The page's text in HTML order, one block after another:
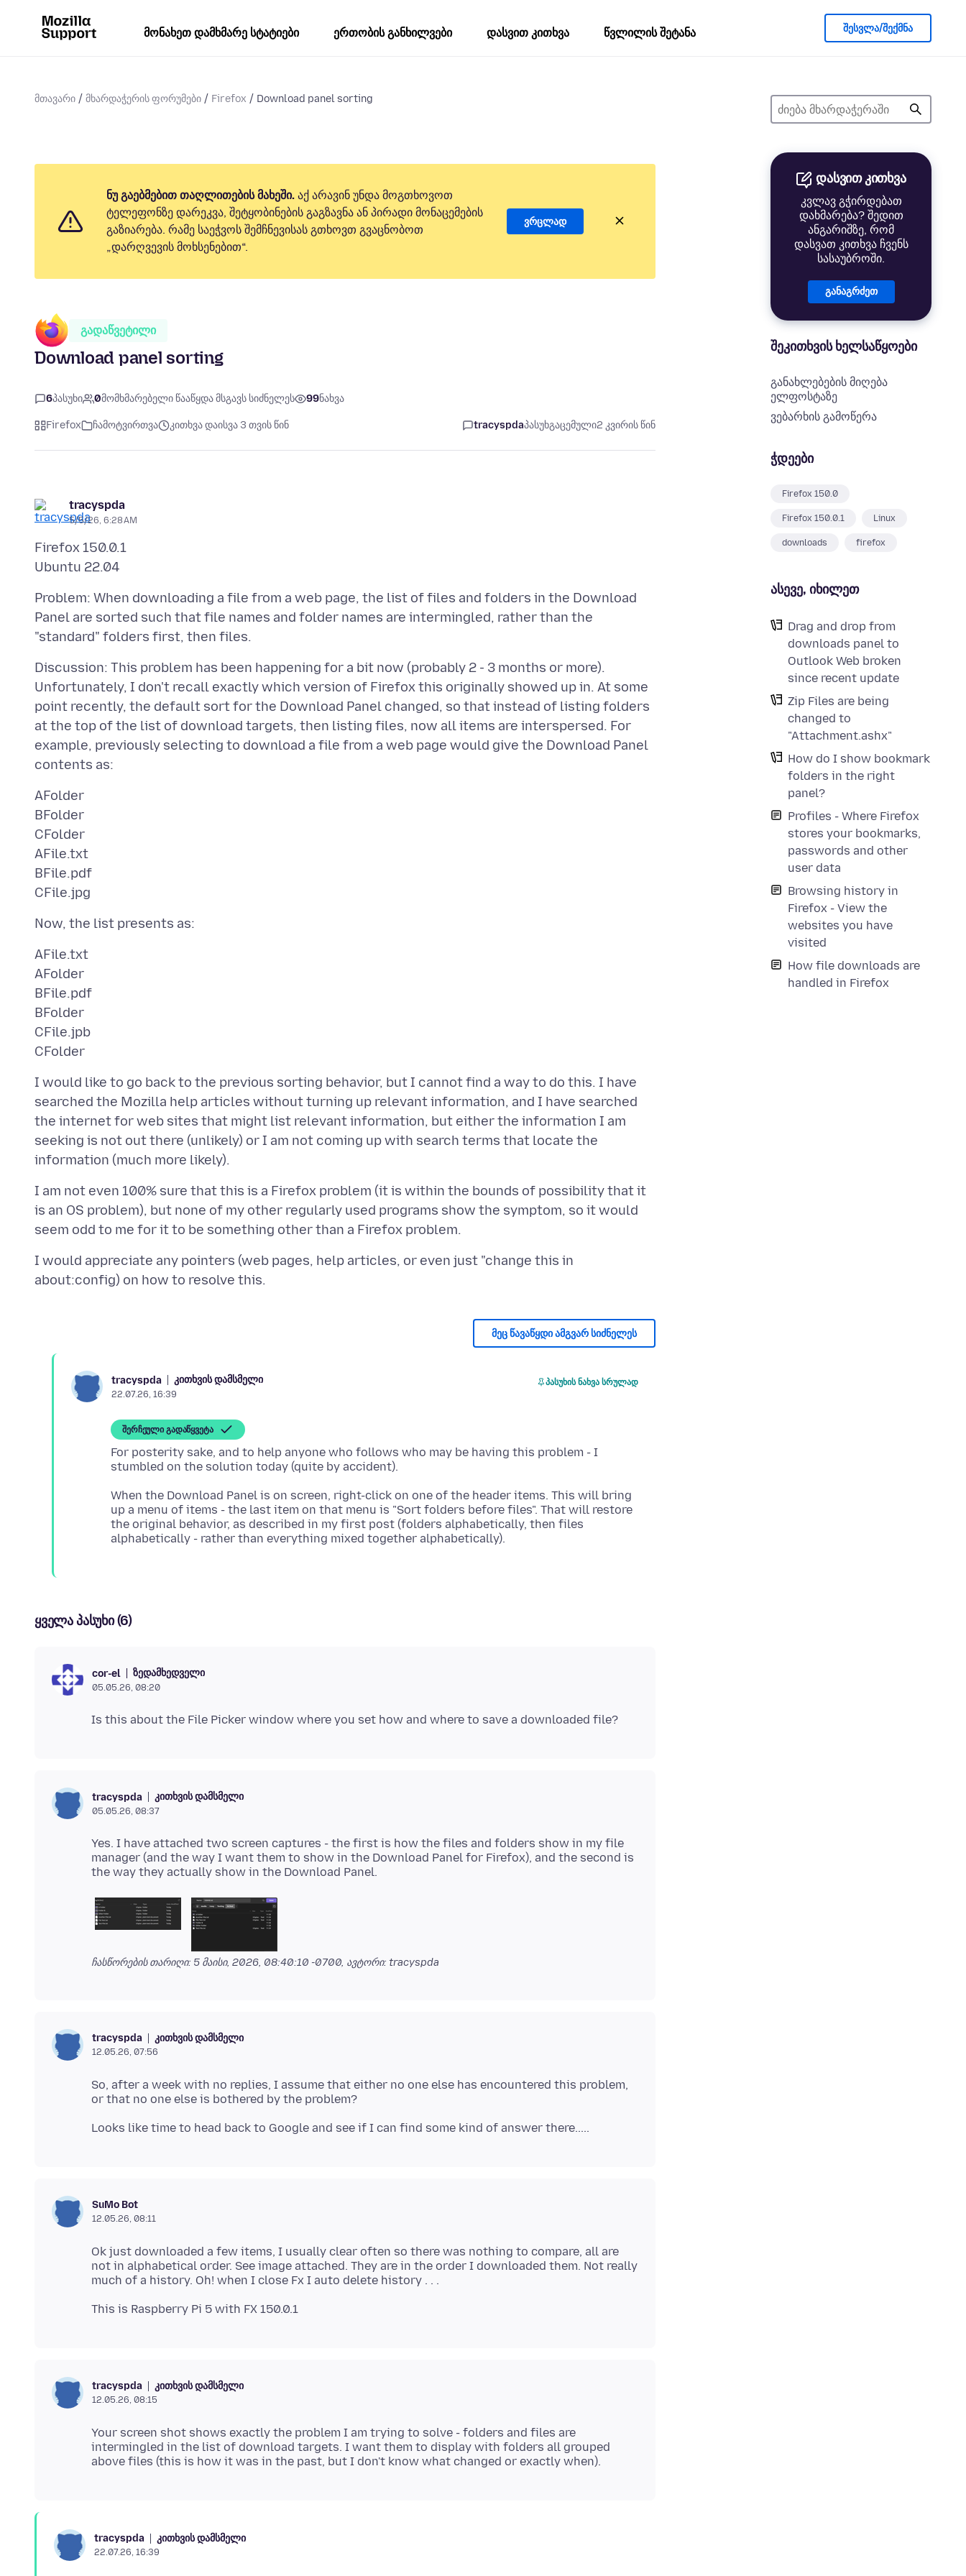
მონახეთ დამხმარე სტატიები ერთობის განხილვები დასვით კითხვა წვლილის შეტანა შესვლა/შექმნა
მთავარი მხარდაჭერის ფორუმები Firefox Download panel sorting
დასვით კითხვა
კვლავ გჭირდებათ
დახმარება? შედით
ანგარიშზე, რომ
დასვათ კითხვა ჩვენს
სასაუბროში.
განაგრძეთ
შეკითხვის ხელსაწყოები
განახლებების მიღება
ელფოსტაზე
ვებარხის გამოწერა
ჭდეები
Firefox 150.0
Firefox 150.0.1 Linux
downloads firefox
ასევე, იხილეთ
Drag and drop from
downloads panel to
Outlook Web broken
since recent update
Zip Files are being
changed to
"Attachment.ashx"
How do I show bookmark
folders in the right
panel?
Profiles - Where Firefox
stores your bookmarks,
passwords and other
user data
Browsing history in
Firefox - View the
websites you have
visited
How file downloads are
handled in Firefox
ნუ გაებმებით თაღლითების მახეში. აქ არავინ უნდა მოგთხოვოთ
ტელეფონზე დარეკვა, შეტყობინების გაგზავნა ან პირადი მონაცემების
გაზიარება. რამე საეჭვოს შემჩნევისას გთხოვთ გვაცნობოთ
„დარღვევის მოხსენებით“.
ვრცლად
გადაწვეტილი
Download panel sorting
6პასუხი 0მომხმარებელი წააწყდა მსგავს სიძნელეს 99ნახვა
Firefox ჩამოტვირთვა კითხვა დაისვა 3 თვის წინ tracyspdaპასუხგაცემული2 კვირის წინ
tracyspda
5/5/26, 6:28 AM
Firefox 150.0.1
Problem: When downloading a file from a web page, the list of files and folders in the Download
Panel are sorted such that file names and folder names are intermingled, rather than the
Discussion: This problem has been happening for a bit now (probably 2 - 3 months or more).
Unfortunately, I don't recall exactly which version of Firefox this originally showed up in. At some
point recently, the default sort for the Download Panel changed, so that instead of listing folders
at the top of the list of download targets, then listing files, now all items are interspersed. For
example, previously selecting to download a file from a web page would give the Download Panel
AFolder
BFolder
CFolder
AFile.txt
BFile.pdf
AFile.txt
AFolder
BFile.pdf
BFolder
CFile.jpb
I would like to go back to the previous sorting behavior, but I cannot find a way to do this. I have
searched the Mozilla help articles without turning up relevant information, and I have searched
the internet for web sites that might list relevant information, but either the information I am
seeking is not out there (unlikely) or I am not coming up with search terms that locate the
I am not even 100% sure that this is a Firefox problem (it is within the bounds of possibility that it
is an OS problem), but none of my other regularly used programs show the symptom, so it would
I would appreciate any pointers (web pages, help articles, or even just "change this in
მეც წავაწყდი ამგვარ სიძნელეს
tracyspda კითხვის დამსმელი
22.07.26, 16:39
პასუხის ნახვა სრულად
შერჩეული გადაწყვეტა
For posterity sake, and to help anyone who follows who may be having this problem - I
When the Download Panel is on screen, right-click on one of the header items. This will bring
up a menu of items - the last item on that menu is "Sort folders before files". That will restore
the original behavior, as described in my first post (folders alphabetically, then files
ყველა პასუხი (6)
cor-el ზედამხედველი
05.05.26, 08:20
tracyspda კითხვის დამსმელი
05.05.26, 08:37
Yes. I have attached two screen captures - the first is how the files and folders show in my file
manager (and the way I want them to show in the Download Panel for Firefox), and the second is
ჩასწორების თარიღი: 5 მაისი, 2026, 08:40:10 -0700, ავტორი: tracyspda
tracyspda კითხვის დამსმელი
12.05.26, 07:56
So, after a week with no replies, I assume that either no one else has encountered this problem,
SuMo Bot
12.05.26, 08:11
Ok just downloaded a few items, I usually clear often so there was nothing to compare, all are
not in alphabetical order. See image attached. They are in the order I downloaded them. Not really
tracyspda კითხვის დამსმელი
12.05.26, 08:15
Your screen shot shows exactly the problem I am trying to solve - folders and files are
intermingled in the list of download targets. I want them to display with folders all grouped
tracyspda კითხვის დამსმელი
22.07.26, 16:39